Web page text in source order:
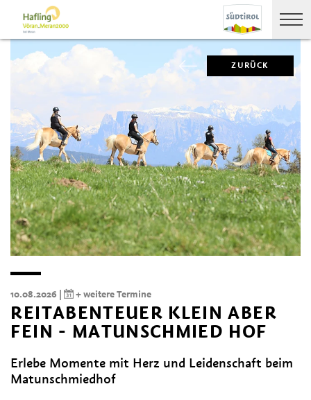
ZURÜCK
10.08.2026 | + weitere Termine
REITABENTEUER KLEIN ABER
FEIN - MATUNSCHMIED HOF
Erlebe Momente mit Herz und Leidenschaft beim
Matunschmiedhof